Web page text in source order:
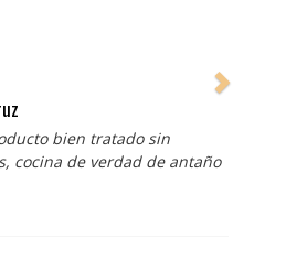
bien tratado sin
cocina de verdad de antaño